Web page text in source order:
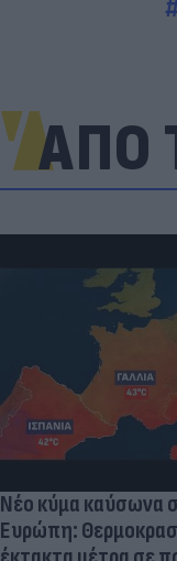
ΑΠΟ
Νέο κύμα καύσωνα
Ευρώπη: